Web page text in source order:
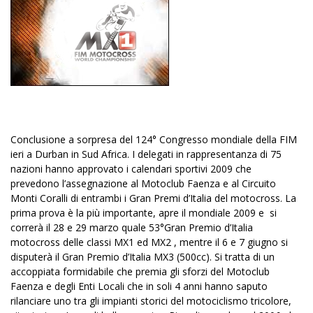
Conclusione a sorpresa del 124° Congresso mondiale della FIM
ieri a Durban in Sud Africa. I delegati in rappresentanza di 75
nazioni hanno approvato i calendari sportivi 2009 che
prevedono l’assegnazione al Motoclub Faenza e al Circuito
Monti Coralli di entrambi i Gran Premi d’Italia del motocross. La
prima prova è la più importante, apre il mondiale 2009 e si
correrà il 28 e 29 marzo quale 53°Gran Premio d’Italia
motocross delle classi MX1 ed MX2 , mentre il 6 e 7 giugno si
disputerà il Gran Premio d’Italia MX3 (500cc). Si tratta di un
accoppiata formidabile che premia gli sforzi del Motoclub
Faenza e degli Enti Locali che in soli 4 anni hanno saputo
rilanciare uno tra gli impianti storici del motociclismo tricolore,